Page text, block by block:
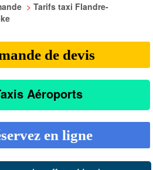
> Tarifs taxi Flandre-
de devis
Aéroports
en ligne